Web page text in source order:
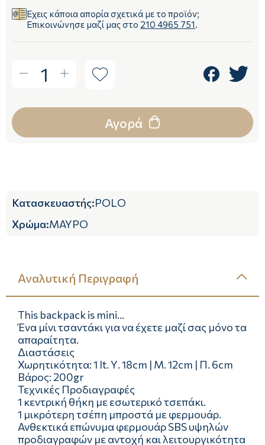
Έχεις κάποια απορία σχετικά με το προϊόν;
Επικοινώνησε μαζί μας στο 210 4965 751.
1
Αγορά
Κατασκευαστής:POLO
Χρώμα:ΜΑΥΡΟ
Αναλυτική Περιγραφή
This backpack is mini…
Ένα μίνι τσαντάκι για να έχετε μαζί σας μόνο τα
απαραίτητα.
Διαστάσεις
Χωρητικότητα: 1 lt. Υ. 18cm | Μ. 12cm | Π. 6cm
Βάρος: 200gr
Τεχνικές Προδιαγραφές
1 κεντρική θήκη με εσωτερικό τσεπάκι.
1 μικρότερη τσέπη μπροστά με φερμουάρ.
Ανθεκτικά επώνυμα φερμουάρ SBS υψηλών
προδιαγραφών με αντοχή και λειτουργικότητα